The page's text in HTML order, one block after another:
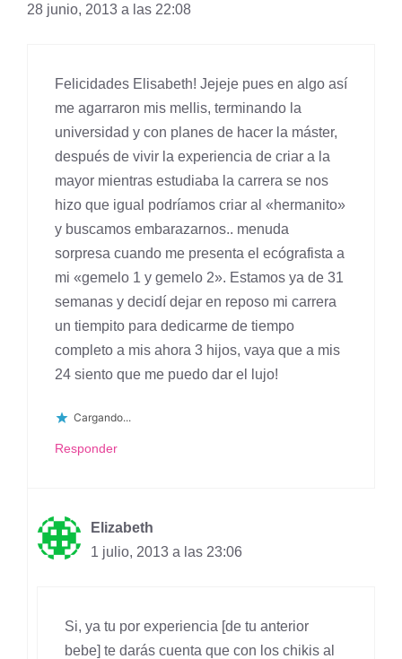
28 junio, 2013 a las 22:08
Felicidades Elisabeth! Jejeje pues en algo así
me agarraron mis mellis, terminando la
universidad y con planes de hacer la máster,
después de vivir la experiencia de criar a la
mayor mientras estudiaba la carrera se nos
hizo que igual podríamos criar al «hermanito»
y buscamos embarazarnos.. menuda
sorpresa cuando me presenta el ecógrafista a
mi «gemelo 1 y gemelo 2». Estamos ya de 31
semanas y decidí dejar en reposo mi carrera
un tiempito para dedicarme de tiempo
completo a mis ahora 3 hijos, vaya que a mis
24 siento que me puedo dar el lujo!
Cargando...
Responder
Elizabeth
1 julio, 2013 a las 23:06
Si, ya tu por experiencia [de tu anterior
bebe] te darás cuenta que con los chikis al